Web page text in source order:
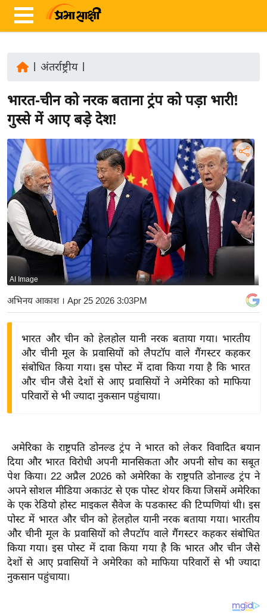
ज़ा
ख
ब
र
रा
ष्ट्री
य
अं
त
ष्ट्री
य
बि
ज़
द्यो
त
वि
शे
ष
ज्ञ
रा
य
ब
ज
अंतर्राष्ट्रीय|
भारत-चीन को नरक बताना ट्रंप को पड़ा भारी!
गुस्से में आए बड़े देश!
AI Image
अभिनय आकाश। Apr 25 2026 3:03PM
भारत और चीन को हेलहोल यानी नरक बताया गया। भारतीय
और चीनी मूल के प्रवासियों को लैपटॉप वाले गैंगस्टर कहकर
संबोधित किया गया। इस पोस्ट में दावा किया गया है कि भारत
और चीन जैसे देशों से आए प्रवासियों ने अमेरिका को माफिया
परिवारों से भी ज्यादा नुकसान पहुंचाया।
अमेरिका के राष्ट्रपति डोनल्ड ट्रंप ने भारत को लेकर विवादित बयान
दिया और भारत विरोधी अपनी मानसिकता और अपनी सोच का सबूत
पेश किया। 22 अप्रैल 2026 को अमेरिका के राष्ट्रपति डोनाल्ड ट्रंप ने
अपने सोशल मीडिया अकाउंट से एक पोस्ट शेयर किया जिसमें अमेरिका
के एक रेडियो होस्ट माइकल सैवेज के पडकास्ट की टिप्पणियां थी। इस
पोस्ट में भारत और चीन को हेलहोल यानी नरक बताया गया। भारतीय
और चीनी मूल के प्रवासियों को लैपटॉप वाले गैंगस्टर कहकर संबोधित
किया गया। इस पोस्ट में दावा किया गया है कि भारत और चीन जैसे
देशों से आए प्रवासियों ने अमेरिका को माफिया परिवारों से भी ज्यादा
नुकसान पहुंचाया।